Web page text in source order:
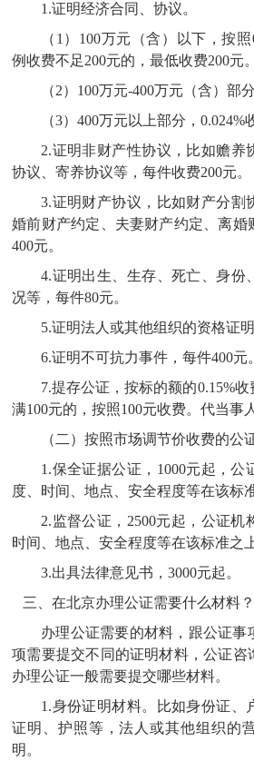
1.证明经济合同、协议。
（1）100万元（含）以下，按
例收费不足200元的，最低收费200元。
（2）100万元-400万元（含）部
（3）400万元以上部分，0.024%
2.证明非财产性协议，比如赡养
协议、寄养协议等，每件收费200元。
3.证明财产协议，比如财产分割
婚前财产约定、夫妻财产约定、离婚
400元。
4.证明出生、生存、死亡、身份
况等，每件80元。
5.证明法人或其他组织的资格证明
6.证明不可抗力事件，每件400元。
7.提存公证，按标的额的0.15%
满100元的，按照100元收费。代当事
（二）按照市场调节价收费的公
1.保全证据公证，1000元起，公
度、时间、地点、安全程度等在该标
2.监督公证，2500元起，公证机
时间、地点、安全程度等在该标准之
3.出具法律意见书，3000元起。
三、在北京办理公证需要什么材料？
办理公证需要的材料，跟公证事
项需要提交不同的证明材料，公证咨
办理公证一般需要提交哪些材料。
1.身份证明材料。比如身份证、
证明、护照等，法人或其他组织的
明。